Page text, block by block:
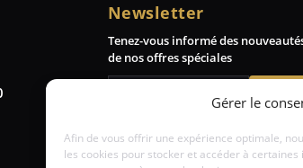
Gérer le
Afin de vous offrir une expérience optimale,
les cookies pour stocker et accéder à
Newsletter
Tenez-vous informé des
de nos offres spéciales